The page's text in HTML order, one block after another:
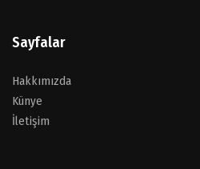
Sayfalar
Hakkımızda
Künye
İletişim